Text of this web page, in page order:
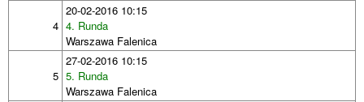
4
20-02-2016 10:15
4. Runda
Warszawa Falenica
5
27-02-2016 10:15
5. Runda
Warszawa Falenica